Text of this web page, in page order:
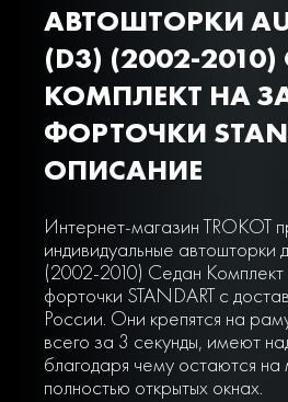
АВТОШТОРКИ
(D3) (2002-
КОМПЛЕКТ НА
ФОРТОЧКИ
ОПИСАНИЕ
Интернет-магазин TROKOT
индивидуальные автошторки
(2002-2010) Седан Комплект
форточки STANDART с
России. Они крепятся на
всего за 3 секунды, имеют
благодаря чему остаются
полностью открытых окнах.